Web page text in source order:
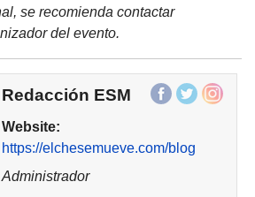
se recomienda contactar
del evento.
Redacción ESM
Website:
https://elchesemueve.com/blog
Administrador